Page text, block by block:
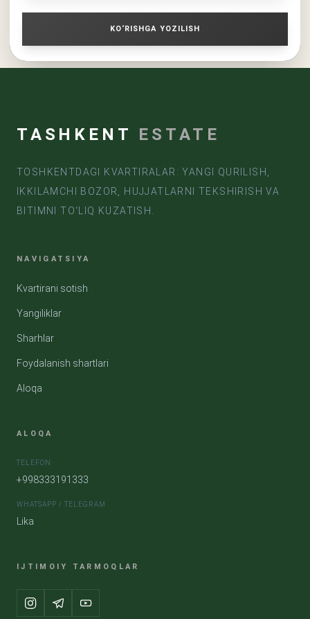
KO‘RISHGA YOZILISH
TASHKENT ESTATE
TOSHKENTDAGI KVARTIRALAR: YANGI QURILISH,
IKKILAMCHI BOZOR, HUJJATLARNI TEKSHIRISH VA
BITIMNI TO‘LIQ KUZATISH.
NAVIGATSIYA
Kvartirani sotish
Yangiliklar
Sharhlar
Foydalanish shartlari
Aloqa
ALOQA
TELEFON
+998333191333
WHATSAPP / TELEGRAM
Lika
IJTIMOIY TARMOQLAR